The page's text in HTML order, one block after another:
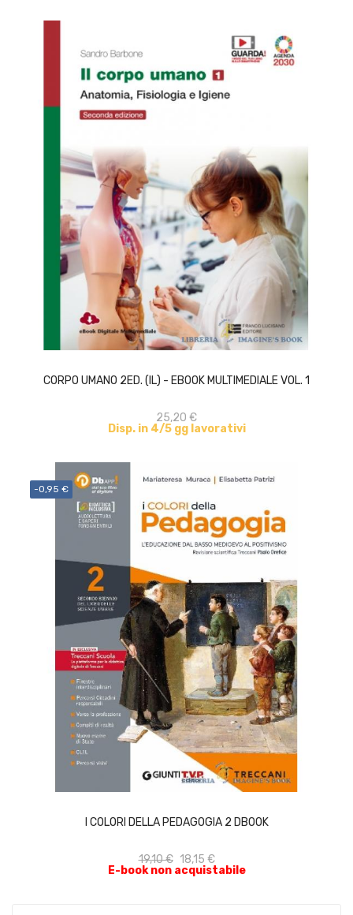
CORPO UMANO 2ED. (IL) - EBOOK MULTIMEDIALE VOL. 1
25,20 €
Disp. in 4/5 gg lavorativi
ACQUISTA
-0,95 €
I COLORI DELLA PEDAGOGIA 2 DBOOK
19,10 € 18,15 €
E-book non acquistabile